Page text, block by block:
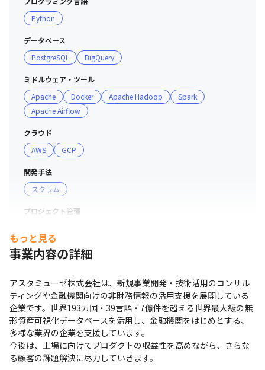
ーションが取りやすい環境です
＜ビジョン＞
当社のビジョンは「人類の実現力を高める」です。「知の
流通」「知の活用」「知の民主化」を通じて、社会課題の
解決や未来の創造を実現し、社会の発展と人々の幸福に貢
献することを目指しています。ビジョンをもとに、社内で
も「知的好奇心」という言葉が飛び交い、20年、30年後
のイノベーションがどのように生まれていくのか、未来か
ら逆算した際の企業の価値がどのようになっているのか、
という考え方をすることが多いです。
＜スキルアップ支援＞
・アウトプットやプレゼンテーションの練習もかねて週1
で持ち回りの勉強会を行っています（新しい言語やミドル
・自身の技術的な記録を残す練習や採用に活用することを
目的に、自社の技術ブログを運営しています（デザインメ
ンバーも含め、週1回持ち回りで担当しています）
・技術書を会社の経費で購入でき、定期購入も希望に応じ
て対応しています
・外部の勉強会やセミナーへの参加を推奨しており、
Developers SummitやAWSサミットなどの1日イベントに
も業務との折り合いがつけば参加できます
■ 社員について
Python
データベース
PostgreSQL
BigQuery
ミドルウェア・ツール
Apache
Docker Apache Hadoop
Spark
Apache Airflow
クラウド
AWS
GCP
開発手法
スクラム
プロジェクト管理
コミュニケーションツール
支給PC
Mac/Windows/Linuxから選択
もっと見る
事業内容の詳細
アスタミューゼ株式会社は、新規事業開発・技術活用のコンサル
ティングや金融機関向けの非財務情報の活用支援を展開している
企業です。世界193カ国・39言語・7億件を超える世界最大級の無
形資産可視化データベースを活用し、金融機関をはじめとする、
多様な業界の企業を支援しています。
今後は、上場に向けてプロダクトの収益性を高めながら、さらな
る顧客の課題解決に尽力していきます。